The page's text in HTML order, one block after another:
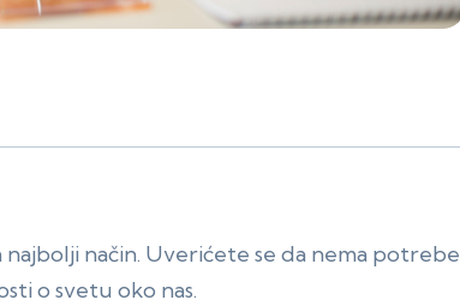
način. Uverićete se da nema potrebe
o svetu oko nas.